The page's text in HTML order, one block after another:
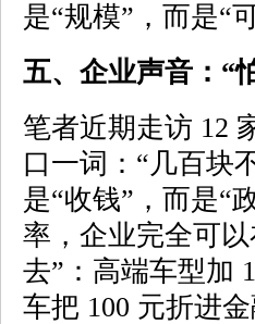
是“规模”，而是“
五、企业声音：“
笔者近期走访 12
口一词：“几百块
是“收钱”，而是“
率，企业完全可
去”：高端车型加
车把 100 元折进